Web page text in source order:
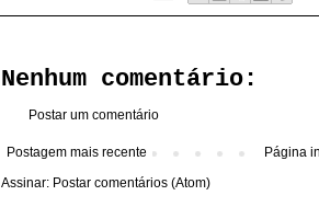
Nenhum comentário:
Postar um comentário
Postagem mais recente
Página
Assinar: Postar comentários (Atom)